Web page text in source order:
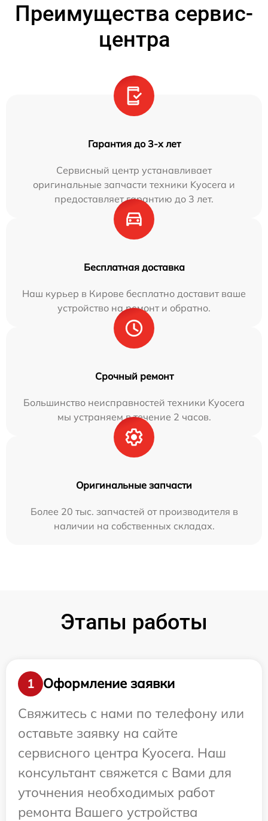
Преимущества сервис-
центра
Гарантия до 3-х лет
Сервисный центр устанавливает
оригинальные запчасти техники Kyocera и
предоставляет гарантию до 3 лет.
Бесплатная доставка
Наш курьер в Кирове бесплатно доставит ваше
устройство на ремонт и обратно.
Срочный ремонт
Большинство неисправностей техники Kyocera
мы устраняем в течение 2 часов.
Оригинальные запчасти
Более 20 тыс. запчастей от производителя в
наличии на собственных складах.
Этапы работы
1
Оформление заявки
Свяжитесь с нами по телефону или
оставьте заявку на сайте
сервисного центра Kyocera. Наш
консультант свяжется с Вами для
уточнения необходимых работ
ремонта Вашего устройства